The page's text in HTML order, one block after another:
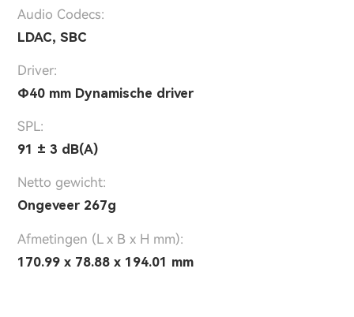
Audio Codecs:
LDAC, SBC
Driver:
Φ40 mm Dynamische driver
SPL:
91 ± 3 dB(A)
Netto gewicht:
Ongeveer 267g
Afmetingen (L x B x H mm):
170.99 x 78.88 x 194.01 mm